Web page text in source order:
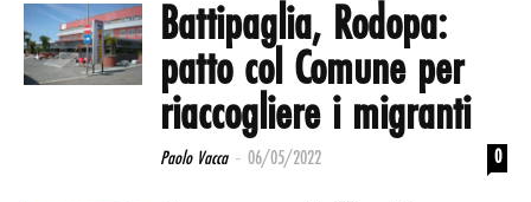
Battipaglia, Rodopa:
patto col Comune per
riaccogliere i migranti
Paolo Vacca - 06/05/2022 0